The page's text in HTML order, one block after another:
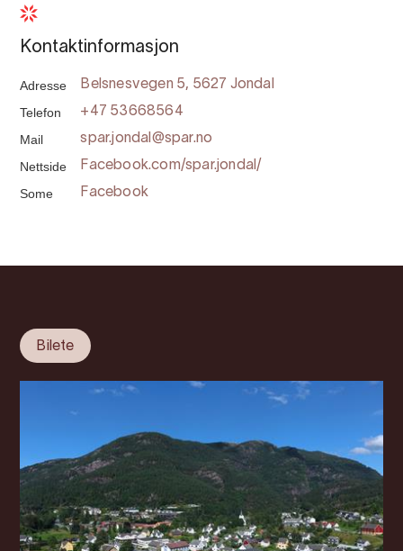
Kontaktinformasjon
Adresse Belsnesvegen 5, 5627 Jondal
Telefon +47 53668564
Mail spar.jondal@spar.no
Nettside Facebook.com/spar.jondal/
Some Facebook
Bilete